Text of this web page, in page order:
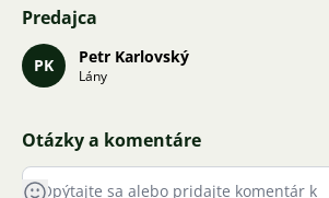
Predajca
PK Petr Karlovský
Lány
Otázky a komentáre